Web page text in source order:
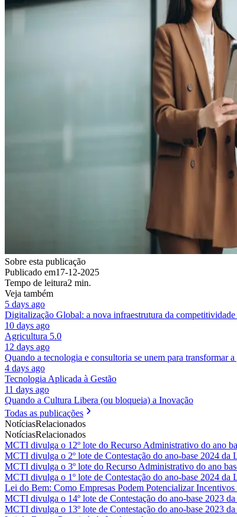
Sobre esta publicação
Publicado em17-12-2025
Tempo de leitura2 min.
Veja também
5 days ago
Digitalização Global: a nova infraestrutura da competitividade
10 days ago
Agricultura 5.0
12 days ago
Quando a tecnologia e consultoria se unem para transformar
4 days ago
Tecnologia Aplicada à Gestão
11 days ago
Quando a Cultura Libera (ou bloqueia) a Inovação
Todas as publicações
NotíciasRelacionados
NotíciasRelacionados
MCTI divulga o 12º lote do Recurso Administrativo do ano
MCTI divulga o 2º lote de Contestação do ano-base 2024 da
MCTI divulga o 3º lote do Recurso Administrativo do ano
MCTI divulga o 1º lote de Contestação do ano-base 2024 da
Lei do Bem: Como Empresas Podem Potencializar
MCTI divulga o 14º lote de Contestação do ano-base 2023
MCTI divulga o 13º lote de Contestação do ano-base 2023